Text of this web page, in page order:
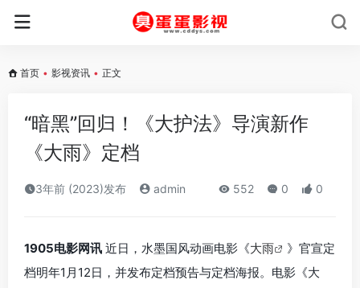
首页 • 影视资讯 • 正文
“暗黑”回归！《大护法》导演新作
《大雨》定档
3年前 (2023)发布 admin 552 0 0
1905电影网讯 近日，水墨国风动画电影《大雨
》官宣定
档明年1月12日，并发布定档预告与定档海报。电影《大